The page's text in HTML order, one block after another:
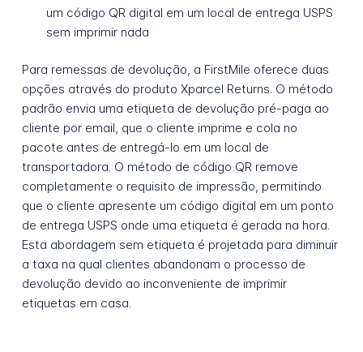
um código QR digital em um local de entrega USPS
sem imprimir nada
Para remessas de devolução, a FirstMile oferece duas
opções através do produto Xparcel Returns. O método
padrão envia uma etiqueta de devolução pré-paga ao
cliente por email, que o cliente imprime e cola no
pacote antes de entregá-lo em um local de
transportadora. O método de código QR remove
completamente o requisito de impressão, permitindo
que o cliente apresente um código digital em um ponto
de entrega USPS onde uma etiqueta é gerada na hora.
Esta abordagem sem etiqueta é projetada para diminuir
a taxa na qual clientes abandonam o processo de
devolução devido ao inconveniente de imprimir
etiquetas em casa.